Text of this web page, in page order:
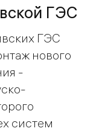
ГЭС
ГЭС
нового
-
систем